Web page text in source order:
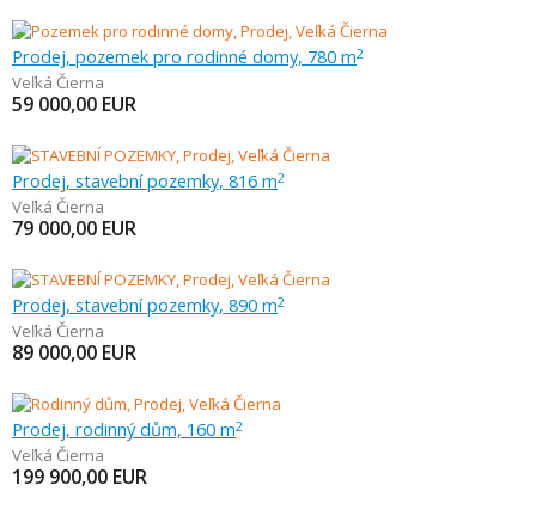
Prodej, pozemek pro rodinné domy, 780 m2
Veľká Čierna
59 000,00 EUR
Prodej, stavební pozemky, 816 m2
Veľká Čierna
79 000,00 EUR
Prodej, stavební pozemky, 890 m2
Veľká Čierna
89 000,00 EUR
Prodej, rodinný dům, 160 m2
Veľká Čierna
199 900,00 EUR